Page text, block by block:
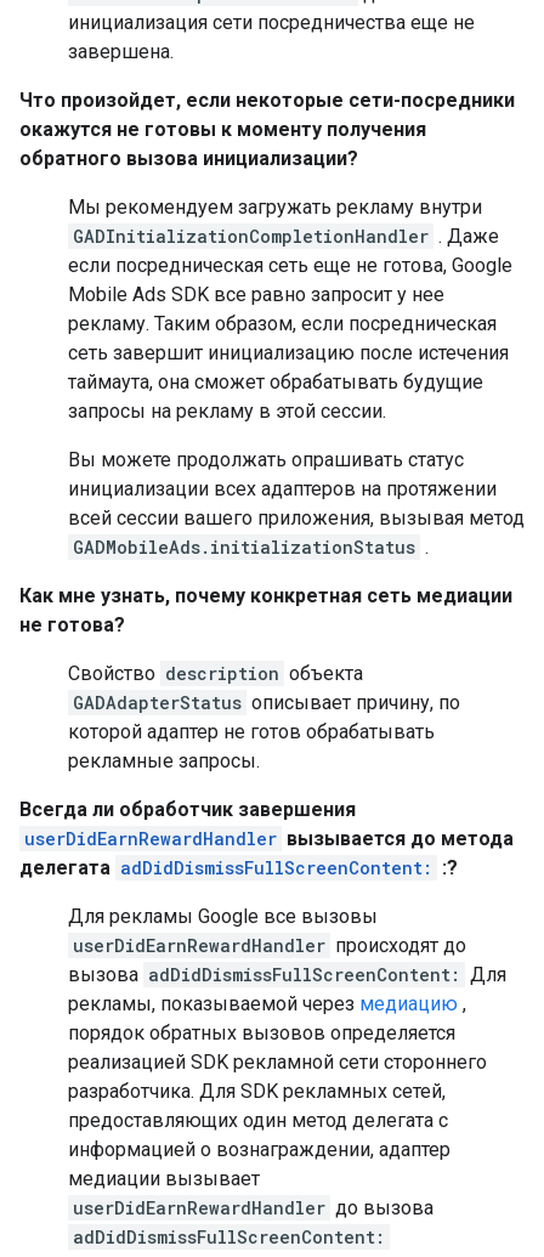
инициализация сети посредничества еще не
завершена.
Что произойдет, если некоторые сети-посредники
окажутся не готовы к моменту получения
обратного вызова инициализации?
Мы рекомендуем загружать рекламу внутри
GADInitializationCompletionHandler . Даже
если посредническая сеть еще не готова, Google
Mobile Ads SDK все равно запросит у нее
рекламу. Таким образом, если посредническая
сеть завершит инициализацию после истечения
таймаута, она сможет обрабатывать будущие
запросы на рекламу в этой сессии.
Вы можете продолжать опрашивать статус
инициализации всех адаптеров на протяжении
всей сессии вашего приложения, вызывая метод
GADMobileAds.initializationStatus .
Как мне узнать, почему конкретная сеть медиации
не готова?
Свойство description объекта
GADAdapterStatus описывает причину, по
которой адаптер не готов обрабатывать
рекламные запросы.
Всегда ли обработчик завершения
userDidEarnRewardHandler вызывается до метода
делегата adDidDismissFullScreenContent: :?
Для рекламы Google все вызовы
userDidEarnRewardHandler происходят до
вызова adDidDismissFullScreenContent: Для
рекламы, показываемой через медиацию ,
порядок обратных вызовов определяется
реализацией SDK рекламной сети стороннего
разработчика. Для SDK рекламных сетей,
предоставляющих один метод делегата с
информацией о вознаграждении, адаптер
медиации вызывает
userDidEarnRewardHandler до вызова
adDidDismissFullScreenContent: